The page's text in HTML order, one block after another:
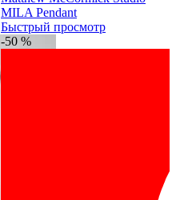
MILA Pendant
Быстрый просмотр
-50 %